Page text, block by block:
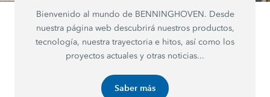
Bienvenido al mundo de BENNINGHOVEN. Desde
nuestra página web descubrirá nuestros productos,
tecnología, nuestra trayectoria e hitos, así como los
proyectos actuales y otras noticias...
Saber más